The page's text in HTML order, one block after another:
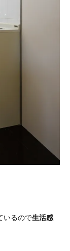
いるので生活感